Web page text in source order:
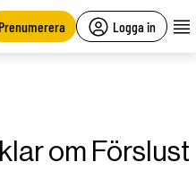
Prenumerera Logga in
om Förslust